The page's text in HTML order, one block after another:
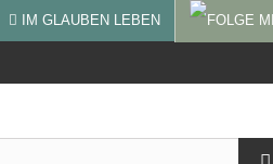
IM GLAUBEN LEBEN